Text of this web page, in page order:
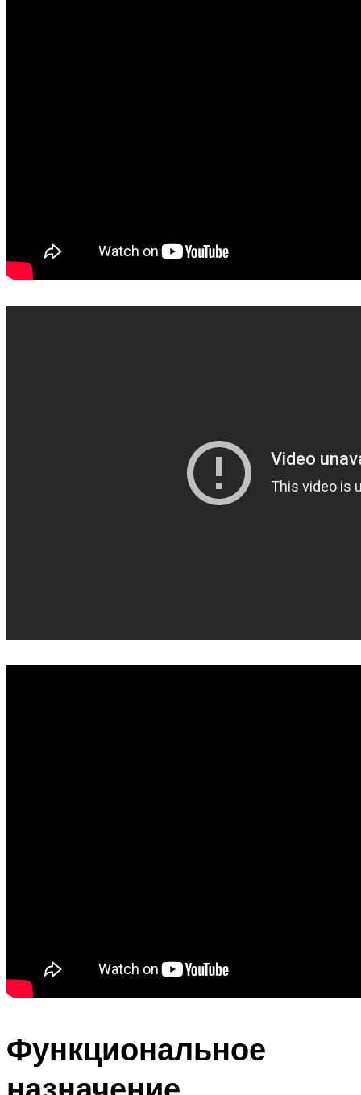
Функциональное